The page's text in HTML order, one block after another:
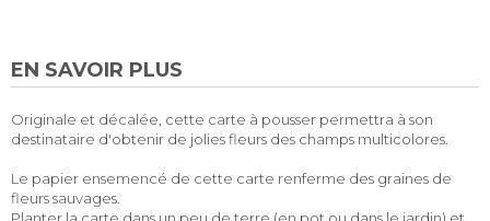
EN SAVOIR PLUS
Originale et décalée, cette carte à pousser permettra à son
destinataire d'obtenir de jolies fleurs des champs multicolores.
Le papier ensemencé de cette carte renferme des graines de
fleurs sauvages.
Planter la carte dans un peu de terre (en pot ou dans le jardin) et